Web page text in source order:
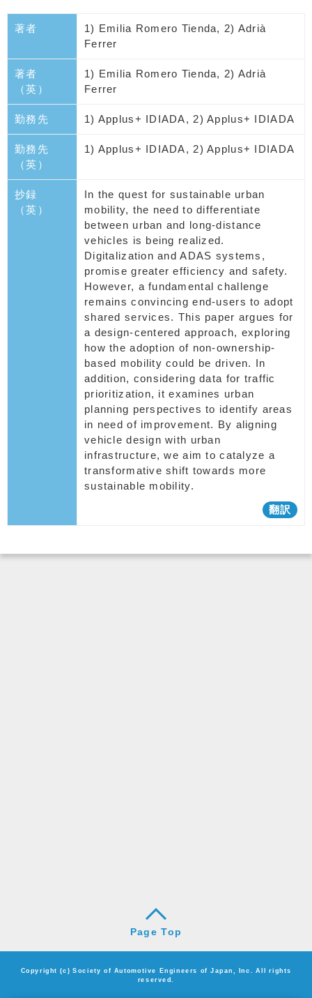
著者
1) Emilia Romero Tienda, 2) Adrià
Ferrer
著者
（英）
1) Emilia Romero Tienda, 2) Adrià
Ferrer
勤務先 1) Applus+ IDIADA, 2) Applus+ IDIADA
勤務先
（英）
1) Applus+ IDIADA, 2) Applus+ IDIADA
抄録
（英）
In the quest for sustainable urban
mobility, the need to differentiate
between urban and long-distance
vehicles is being realized.
Digitalization and ADAS systems,
promise greater efficiency and safety.
However, a fundamental challenge
remains convincing end-users to adopt
shared services. This paper argues for
a design-centered approach, exploring
how the adoption of non-ownership-
based mobility could be driven. In
addition, considering data for traffic
prioritization, it examines urban
planning perspectives to identify areas
in need of improvement. By aligning
vehicle design with urban
infrastructure, we aim to catalyze a
transformative shift towards more
sustainable mobility.
翻訳
Page Top
Copyright (c) Society of Automotive Engineers of Japan, Inc. All rights
reserved.